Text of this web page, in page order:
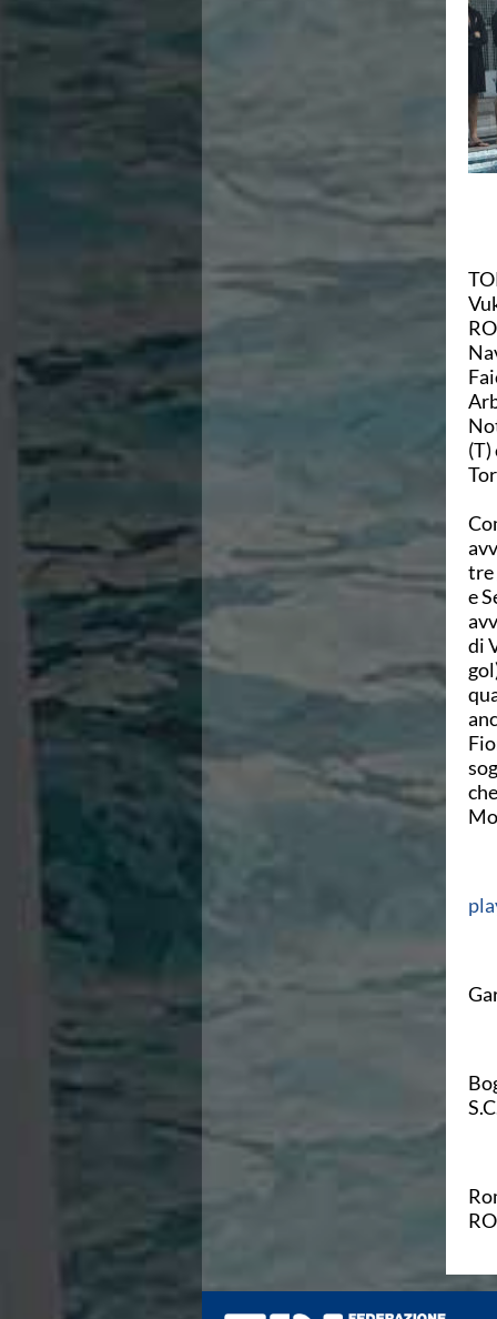
C. F. Polo Acquatico Frecciarossa Ostia
C. F. Unipol BluStadium Pietralata
C. F. Polo Acquatico Enel - Valco San Paolo
C. F. Crotone
C. F. Milano
C. F. Napoli "Felice Scandone"
C. F. Trieste "Bruno Bianchi"
C. F. Verona "Alberto Castagnetti"
C. F. Viterbo
Cookie Policy
Galleria fotografica
Videogallery
Intranet
Webmail
Mappa del sito
tre
e
di